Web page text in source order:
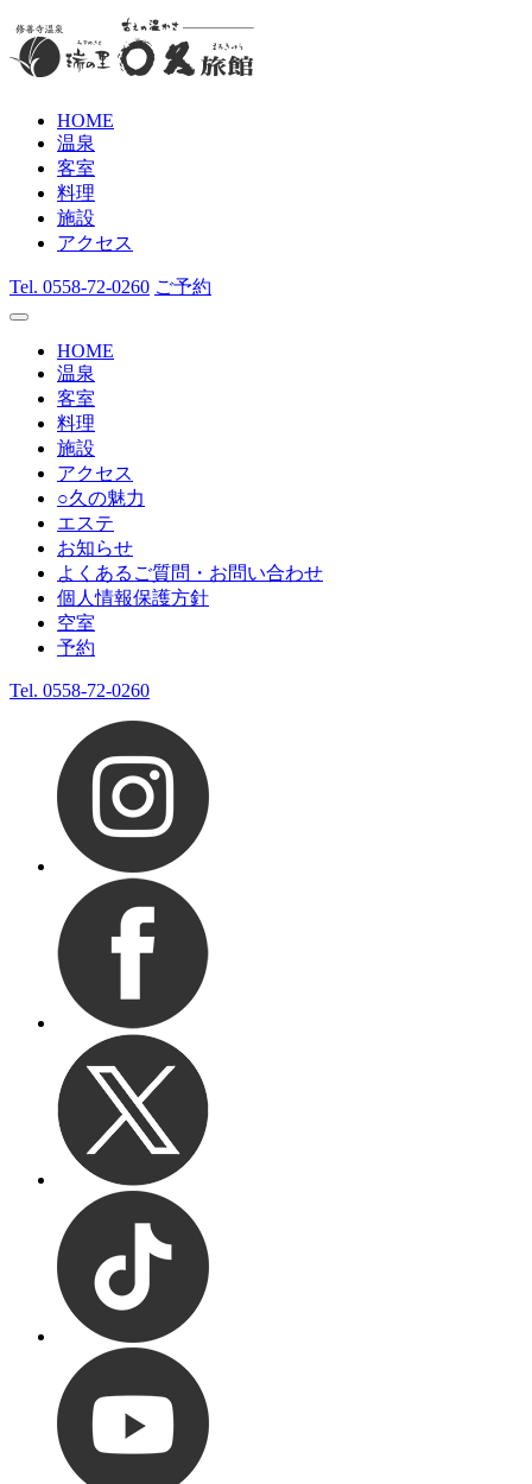
HOME
温泉
客室
料理
施設
アクセス
Tel. 0558-72-0260 ご予約
HOME
温泉
客室
料理
施設
アクセス
○久の魅力
エステ
お知らせ
よくあるご質問・お問い合わせ
個人情報保護方針
空室
予約
Tel. 0558-72-0260